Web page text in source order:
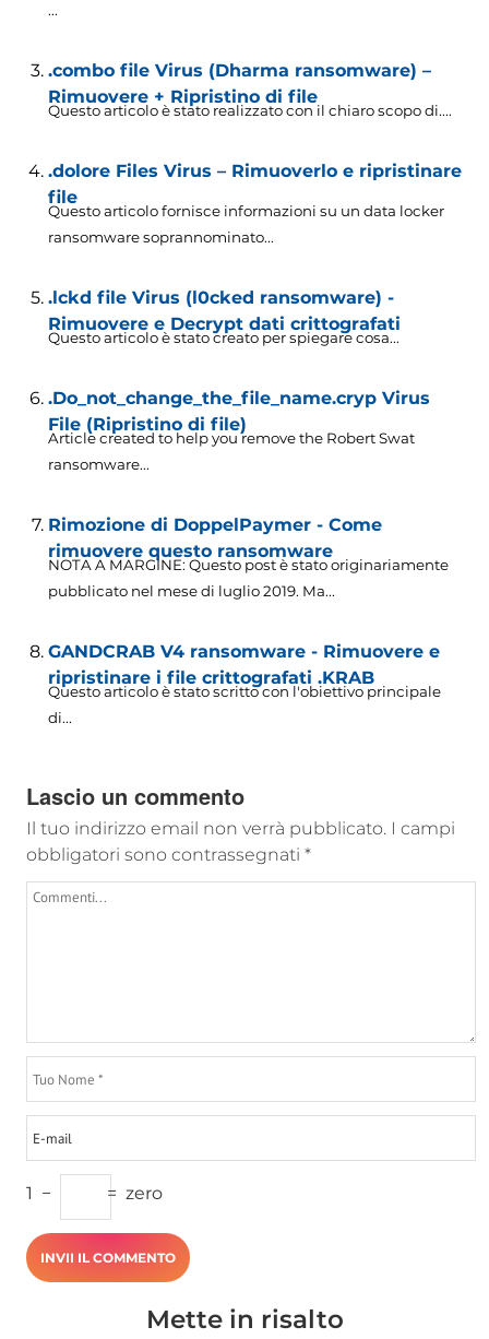
...
.combo file Virus (Dharma ransomware) –
Rimuovere + Ripristino di file
Questo articolo è stato realizzato con il chiaro scopo di....
.dolore Files Virus – Rimuoverlo e ripristinare
file
Questo articolo fornisce informazioni su un data locker
ransomware soprannominato...
.lckd file Virus (l0cked ransomware) -
Rimuovere e Decrypt dati crittografati
Questo articolo è stato creato per spiegare cosa...
.Do_not_change_the_file_name.cryp Virus
File (Ripristino di file)
Article created to help you remove the Robert Swat
ransomware...
Rimozione di DoppelPaymer - Come
rimuovere questo ransomware
NOTA A MARGINE: Questo post è stato originariamente
pubblicato nel mese di luglio 2019. Ma...
GANDCRAB V4 ransomware - Rimuovere e
ripristinare i file crittografati .KRAB
Questo articolo è stato scritto con l'obiettivo principale
di...
Lascio un commento
Il tuo indirizzo email non verrà pubblicato. I campi
obbligatori sono contrassegnati *
1 − = zero
Mette in risalto